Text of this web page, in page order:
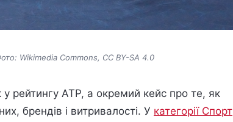
Wikimedia Commons, CC BY-SA 4.0
рейтингу ATP, а окремий кейс про те, як
брендів і витривалості. У категорії Спорт